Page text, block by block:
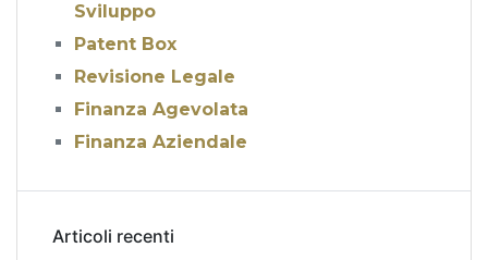
Sviluppo
Patent Box
Revisione Legale
Finanza Agevolata
Finanza Aziendale
Articoli recenti